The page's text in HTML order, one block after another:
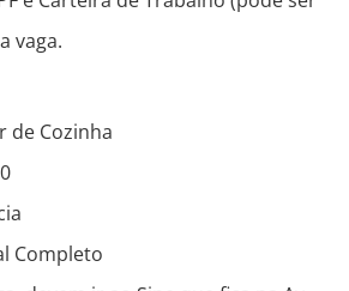
vaga.
de Cozinha
Completo